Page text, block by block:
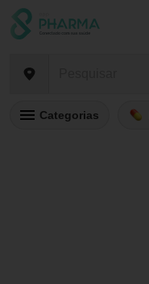
Categorias